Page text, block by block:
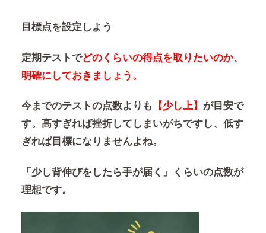
目標点を設定しよう
定期テストでどのくらいの得点を取りたいのか、
明確にしておきましょう。
今までのテストの点数よりも 【少し上】 が目安で
す。高すぎれば挫折してしまいがちですし、低す
ぎれば目標になりませんよね。
「少し背伸びをしたら手が届く」
くらいの点数が
理想です。